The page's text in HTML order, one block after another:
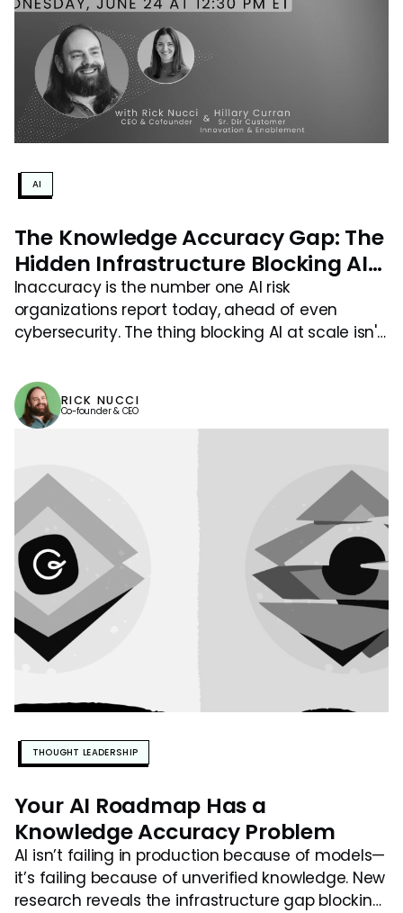
AI
The Knowledge Accuracy Gap: The
Hidden Infrastructure Blocking AI
at Scale
Inaccuracy is the number one AI risk
organizations report today, ahead of even
cybersecurity. The thing blocking AI at scale isn't
RICK NUCCI
Co-founder & CEO
THOUGHT LEADERSHIP
Your AI Roadmap Has a
Knowledge Accuracy Problem
AI isn’t failing in production because of models—
it’s failing because of unverified knowledge. New
research reveals the infrastructure gap blocking